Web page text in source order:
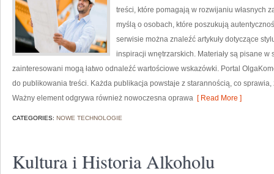
treści, które pomagają w rozwijaniu własnych
myślą o osobach, które poszukują
serwisie można znaleźć artykuły dotyczące
inspiracji wnętrzarskich. Materiały są pisane
zainteresowani mogą łatwo odnaleźć wartościowe wskazówki. Portal
do publikowania treści. Każda publikacja powstaje z starannością, co
Ważny element odgrywa również nowoczesna oprawa [ Read More ]
CATEGORIES: NOWE TECHNOLOGIE
Kultura i Historia Alkoholu